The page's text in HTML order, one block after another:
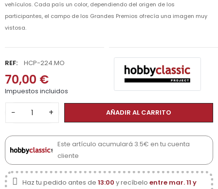
vehículos. Cada país un color, dependiendo del origen de los
participantes, el campo de los Grandes Premios ofrecía una imagen muy
vistosa.
REF: HCP-224.MO
70,00 €
Impuestos incluidos
− + AÑADIR AL CARRITO
Este artículo acumulará 3.5€ en tu cuenta
cliente
Haz tu pedido antes de 13:00 y recíbelo entre mar. 11 y